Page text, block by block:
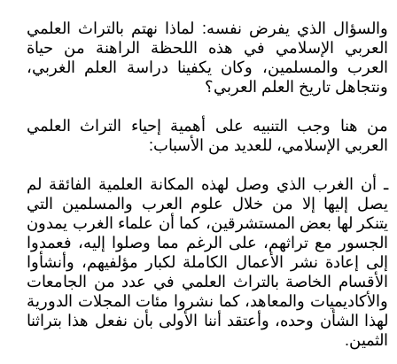
والسؤال الذي يفرض نفسه: لماذا نهتم بالتراث العلمي
العربي الإسلامي في هذه اللحظة الراهنة من حياة
العرب والمسلمين، وكان يكفينا دراسة العلم الغربي،
ونتجاهل تاريخ العلم العربي؟
من هنا وجب التنبيه على أهمية إحياء التراث العلمي
العربي الإسلامي، للعديد من الأسباب:
ـ أن الغرب الذي وصل لهذه المكانة العلمية الفائقة لم
يصل إليها إلا من خلال علوم العرب والمسلمين التي
يتنكر لها بعض المستشرقين، كما أن علماء الغرب يمدون
الجسور مع تراثهم، على الرغم مما وصلوا إليه، فعمدوا
إلى إعادة نشر الأعمال الكاملة لكبار مؤلفيهم، وأنشأوا
الأقسام الخاصة بالتراث العلمي في عدد من الجامعات
والأكاديميات والمعاهد، كما نشروا مئات المجلات الدورية
لهذا الشأن وحده، وأعتقد أننا الأولى بأن نفعل هذا بتراثنا
الثمين.